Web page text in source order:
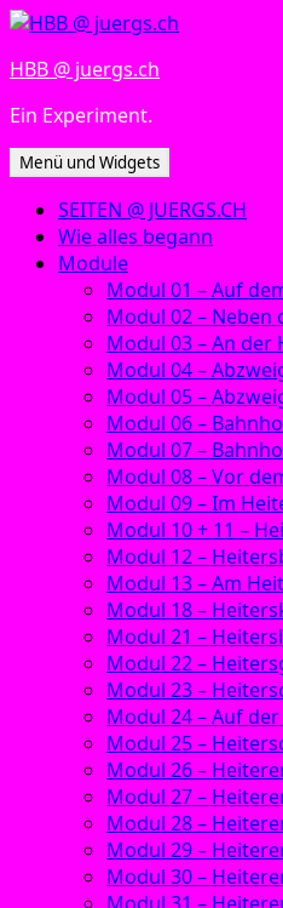
Zum
springen
HBB @ juergs.ch
Ein Experiment.
Menü und Widgets
SEITEN @ JUERGS.CH
Wie alles begann
Module
Modul 01 – Auf
Modul 02 –
Modul 03 – An der
Modul 04 –
Modul 05 –
Modul 06 –
Modul 07 –
Modul 08 – Vor
Modul 09 – Im
Modul 10 + 11 –
Modul 12 –
Modul 13 – Am
Modul 18 –
Modul 21 –
Modul 22 –
Modul 23 –
Modul 24 – Auf
Modul 25 –
Modul 26 –
Modul 27 –
Modul 28 –
Modul 29 –
Modul 30 –